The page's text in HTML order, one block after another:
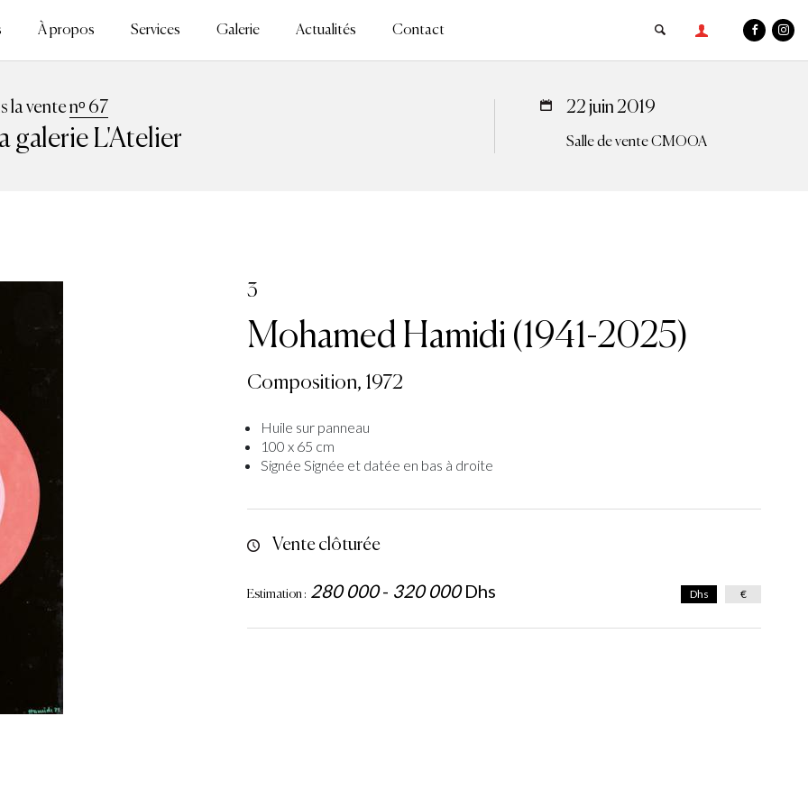
À propos Services Galerie Actualités Contact
la ventenᵒ 67
galerie L'Atelier
22 juin 2019
Salle de vente CMOOA
3
Mohamed Hamidi (1941-2025)
Composition, 1972
Huile sur panneau
100 x 65 cm
Signée Signée et datée en bas à droite
Vente clôturée
Estimation : 280 000- 320 000 Dhs Dhs €